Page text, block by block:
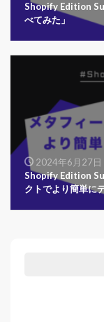
Shopify Edition
べてみた」
2024年6月27日
Shopify Edition
クトでより簡単に